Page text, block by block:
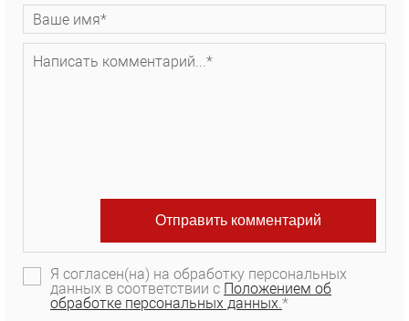
Я согласен(на) на обработку персональных
данных в соответствии с Положением об
обработке персональных данных.*